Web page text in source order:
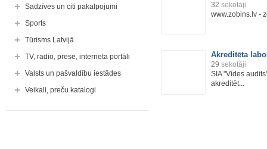
Sadzīves un citi pakalpojumi
Sports
Tūrisms Latvijā
TV, radio, prese, interneta portāli
Valsts un pašvaldību iestādes
Veikali, preču katalogi
32 sekotāji
www.zobins.lv -
Akreditēta
29 sekotāji
SIA "Vides
akreditēt...